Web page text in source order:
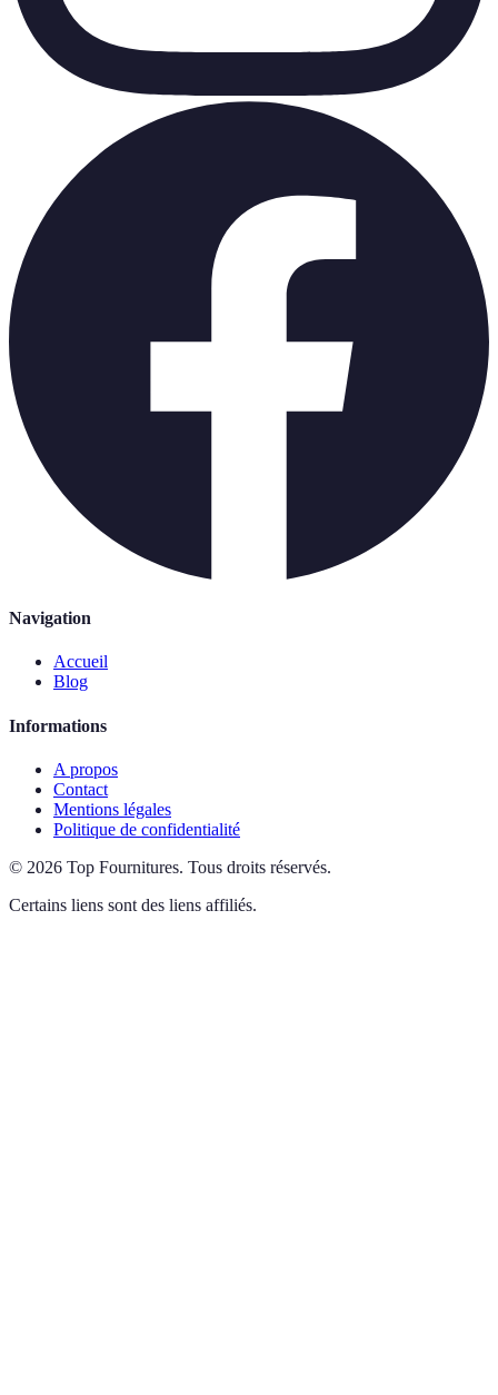
Navigation
Accueil
Blog
Informations
A propos
Contact
Mentions légales
Politique de confidentialité
© 2026 Top Fournitures. Tous droits réservés.
Certains liens sont des liens affiliés.